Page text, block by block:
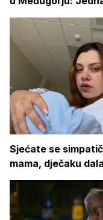
Sjećate se
mama, dječaku